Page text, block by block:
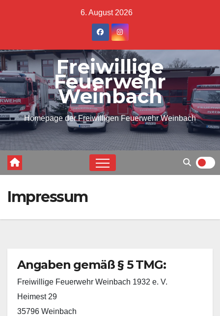
6. August 2026
Freiwillige
Feuerwehr
Weinbach
Homepage der Freiwilligen Feuerwehr Weinbach
Impressum
Angaben gemäß § 5 TMG:
Freiwillige Feuerwehr Weinbach 1932 e. V.
Heimest 29
35796 Weinbach